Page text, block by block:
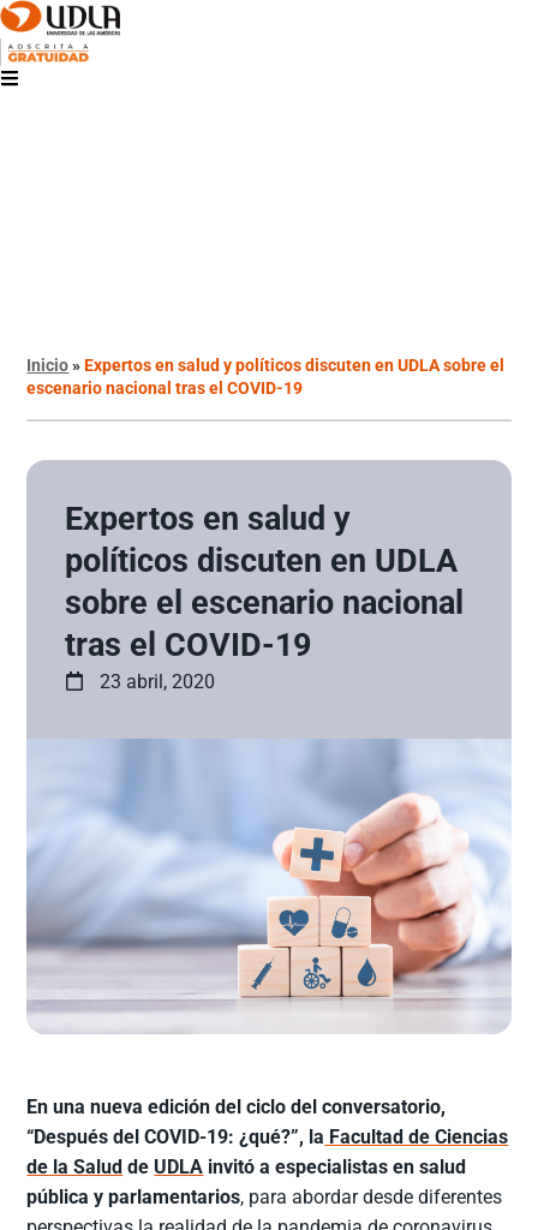
Inicio»Expertos en salud y políticos discuten en UDLA sobre el
escenario nacional tras el COVID-19
Expertos en salud y
políticos discuten en UDLA
sobre el escenario nacional
tras el COVID-19
23 abril, 2020
En una nueva edición del ciclo del conversatorio,
“Después del COVID-19: ¿qué?”, la Facultad de Ciencias
de la Salud de UDLA invitó a especialistas en salud
pública y parlamentarios, para abordar desde diferentes